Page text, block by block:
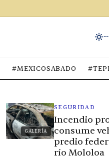
#MEXICOSABADO
GALERÍA
SEGURIDAD
Incendio
consume
predio
río Mololoa